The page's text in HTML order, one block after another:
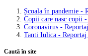
Școala în pandemie -
Copii care nasc copii
Coronavirus -
Tanti Iulica -
Caută în site